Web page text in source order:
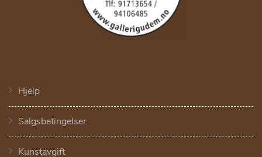
Hjelp
Salgsbetingelser
Kunstavgift